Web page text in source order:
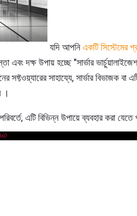
যদি আপনি একটি সিস্টেমের
দক্ষ উপায় হচ্ছে "সার্ভার
সফ্টওয়্যারের সাহায্যে, সার্ভার বিভাজক
।
এটি বিভিন্ন উপায়ে ব্যবহার করা যেতে